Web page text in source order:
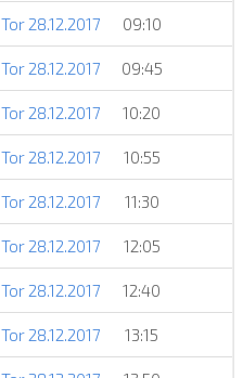
Tor 28.12.2017 09:10
Tor 28.12.2017 09:45
Tor 28.12.2017 10:20
Tor 28.12.2017 10:55
Tor 28.12.2017 11:30
Tor 28.12.2017 12:05
Tor 28.12.2017 12:40
Tor 28.12.2017 13:15